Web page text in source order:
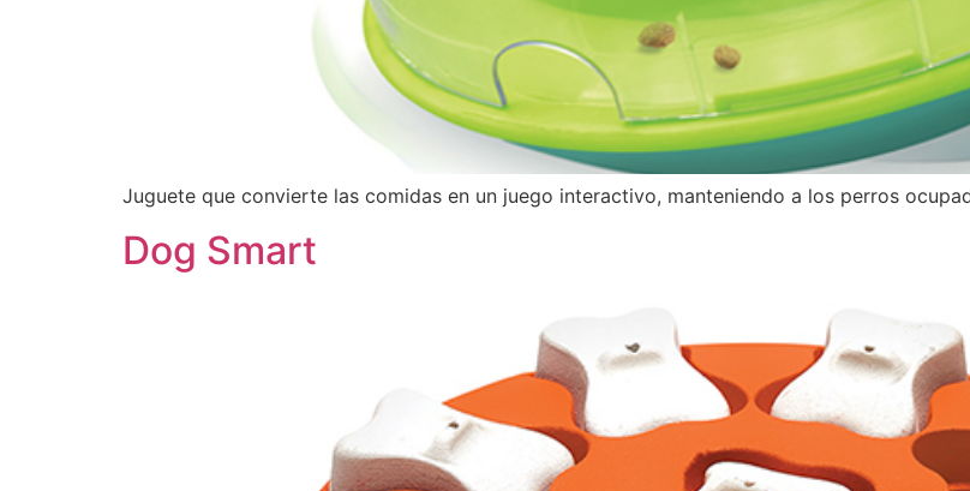
Juguete que convierte las comidas en un juego interactivo, manteniendo a los perros
Dog Smart